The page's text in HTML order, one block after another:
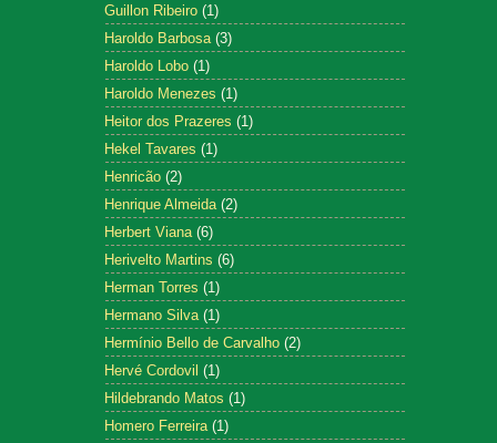
Guillon Ribeiro (1)
Haroldo Barbosa (3)
Haroldo Lobo (1)
Haroldo Menezes (1)
Heitor dos Prazeres (1)
Hekel Tavares (1)
Henricão (2)
Henrique Almeida (2)
Herbert Viana (6)
Herivelto Martins (6)
Herman Torres (1)
Hermano Silva (1)
Hermínio Bello de Carvalho (2)
Hervé Cordovil (1)
Hildebrando Matos (1)
Homero Ferreira (1)